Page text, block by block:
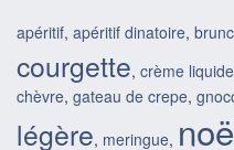
apéritif, apéritif dinatoire,
courgette, crème liquide
chèvre, gateau de crepe,
légère, meringue,